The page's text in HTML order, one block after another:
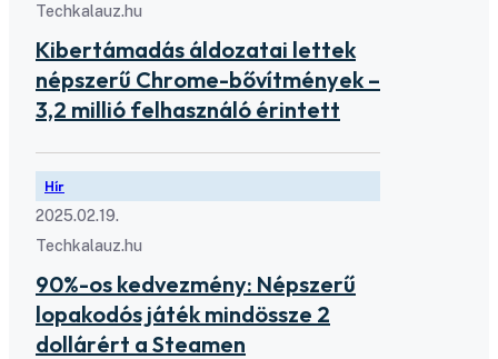
Techkalauz.hu
Kibertámadás áldozatai lettek
népszerű Chrome-bővítmények –
3,2 millió felhasználó érintett
Hír
2025.02.19.
Techkalauz.hu
90%-os kedvezmény: Népszerű
lopakodós játék mindössze 2
dollárért a Steamen